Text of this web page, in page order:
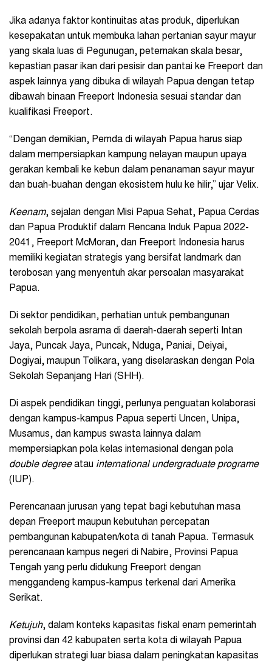
Jika adanya faktor kontinuitas atas produk, diperlukan
kesepakatan untuk membuka lahan pertanian sayur mayur
yang skala luas di Pegunugan, peternakan skala besar,
kepastian pasar ikan dari pesisir dan pantai ke Freeport dan
aspek lainnya yang dibuka di wilayah Papua dengan tetap
dibawah binaan Freeport Indonesia sesuai standar dan
kualifikasi Freeport.
“Dengan demikian, Pemda di wilayah Papua harus siap
dalam mempersiapkan kampung nelayan maupun upaya
gerakan kembali ke kebun dalam penanaman sayur mayur
dan buah-buahan dengan ekosistem hulu ke hilir,” ujar Velix.
Keenam, sejalan dengan Misi Papua Sehat, Papua Cerdas
dan Papua Produktif dalam Rencana Induk Papua 2022-
2041, Freeport McMoran, dan Freeport Indonesia harus
memiliki kegiatan strategis yang bersifat landmark dan
terobosan yang menyentuh akar persoalan masyarakat
Papua.
Di sektor pendidikan, perhatian untuk pembangunan
sekolah berpola asrama di daerah-daerah seperti Intan
Jaya, Puncak Jaya, Puncak, Nduga, Paniai, Deiyai,
Dogiyai, maupun Tolikara, yang diselaraskan dengan Pola
Sekolah Sepanjang Hari (SHH).
Di aspek pendidikan tinggi, perlunya penguatan kolaborasi
dengan kampus-kampus Papua seperti Uncen, Unipa,
Musamus, dan kampus swasta lainnya dalam
mempersiapkan pola kelas internasional dengan pola
double degreeatau international undergraduate programe
(IUP).
Perencanaan jurusan yang tepat bagi kebutuhan masa
depan Freeport maupun kebutuhan percepatan
pembangunan kabupaten/kota di tanah Papua. Termasuk
perencanaan kampus negeri di Nabire, Provinsi Papua
Tengah yang perlu didukung Freeport dengan
menggandeng kampus-kampus terkenal dari Amerika
Serikat.
Ketujuh, dalam konteks kapasitas fiskal enam pemerintah
provinsi dan 42 kabupaten serta kota di wilayah Papua
diperlukan strategi luar biasa dalam peningkatan kapasitas